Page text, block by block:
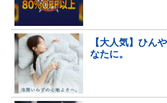
【大人気】ひん
なたに。